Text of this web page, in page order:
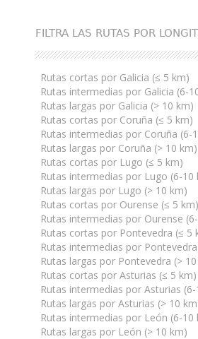
FILTRA LAS RUTAS POR
Rutas cortas por Galicia (≤ 5 km)
Rutas intermedias por Galicia (6-
Rutas largas por Galicia (> 10 km)
Rutas cortas por Coruña (≤ 5 km)
Rutas intermedias por Coruña (6-
Rutas largas por Coruña (> 10 km)
Rutas cortas por Lugo (≤ 5 km)
Rutas intermedias por Lugo (6-10
Rutas largas por Lugo (> 10 km)
Rutas cortas por Ourense (≤ 5 km)
Rutas intermedias por Ourense
Rutas cortas por Pontevedra (≤ 5
Rutas intermedias por
Rutas largas por Pontevedra (>
Rutas cortas por Asturias (≤ 5 km)
Rutas intermedias por Asturias
Rutas largas por Asturias (> 10
Rutas intermedias por León (6-10
Rutas largas por León (> 10 km)